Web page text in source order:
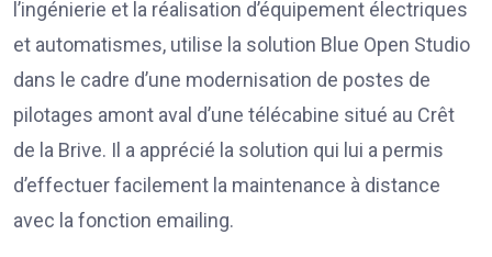
l’ingénierie et la réalisation d’équipement électriques
et automatismes, utilise la solution Blue Open Studio
dans le cadre d’une modernisation de postes de
pilotages amont aval d’une télécabine situé au Crêt
de la Brive. Il a apprécié la solution qui lui a permis
d’effectuer facilement la maintenance à distance
avec la fonction emailing.